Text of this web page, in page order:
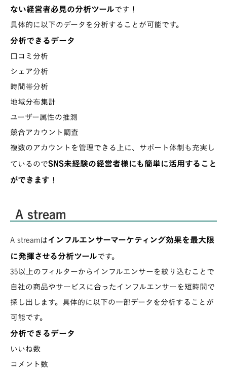
ない経営者必見の分析ツールです！
具体的に以下のデータを分析することが可能です。
分析できるデータ
口コミ分析
シェア分析
時間帯分析
地域分布集計
ユーザー属性の推測
競合アカウント調査
複数のアカウントを管理できる上に、サポート体制も充実し
ているのでSNS未経験の経営者様にも簡単に活用すること
ができます ！
A stream
A streamはインフルエンサーマーケティング効果を最大限
に発揮させる分析ツールです。
35以上のフィルターからインフルエンサーを絞り込むことで
自社の商品やサービスに合ったインフルエンサーを短時間で
探し出します。具体的に以下の一部データを分析することが
可能です。
分析できるデータ
いいね数
コメント数